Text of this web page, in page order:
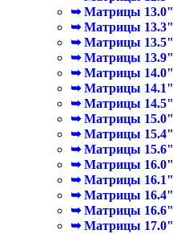
➥ Матрицы 13.0"
➥ Матрицы 13.3"
➥ Матрицы 13.5"
➥ Матрицы 13.9"
➥ Матрицы 14.0"
➥ Матрицы 14.1"
➥ Матрицы 14.5"
➥ Матрицы 15.0"
➥ Матрицы 15.4"
➥ Матрицы 15.6"
➥ Матрицы 16.0"
➥ Матрицы 16.1"
➥ Матрицы 16.4"
➥ Матрицы 16.6"
➥ Матрицы 17.0"